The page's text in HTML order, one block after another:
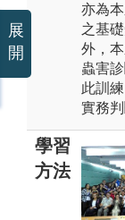
亦為
之基
外，
蟲害
此訓
實務判
學習
方法
展
開